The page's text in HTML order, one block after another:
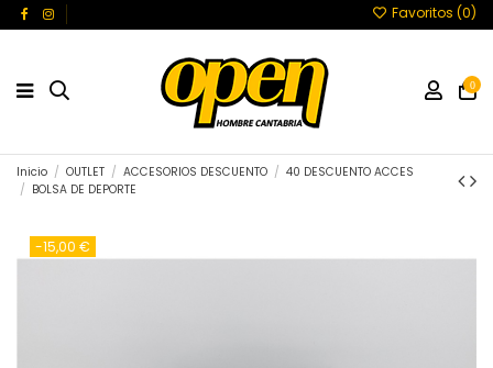
Favoritos (0)
0
Inicio OUTLET ACCESORIOS DESCUENTO
40 DESCUENTO ACCES
BOLSA DE DEPORTE
-15,00 €